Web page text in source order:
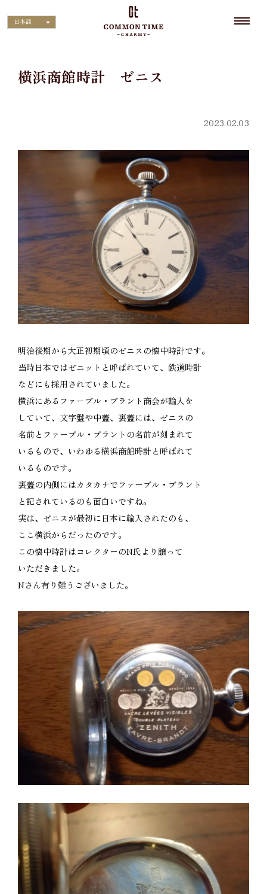
日本語
横浜商館時計 ゼニス
2023.02.03
明治後期から大正初期頃のゼニスの懐中時計です。
当時日本ではゼニットと呼ばれていて、鉄道時計
などにも採用されていました。
横浜にあるファーブル・ブラント商会が輸入を
していて、文字盤や中蓋、裏蓋には、ゼニスの
名前とファーブル・ブラントの名前が刻まれて
いるもので、いわゆる横浜商館時計と呼ばれて
いるものです。
裏蓋の内側にはカタカナでファーブル・ブラント
と記されているのも面白いですね。
実は、ゼニスが最初に日本に輸入されたのも、
ここ横浜からだったのです。
この懐中時計はコレクターのN氏より譲って
いただきました。
Nさん有り難うございました。